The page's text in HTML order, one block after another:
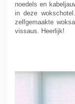
noedels en
in deze
zelfgemaakte
vissaus. Heerlijk!